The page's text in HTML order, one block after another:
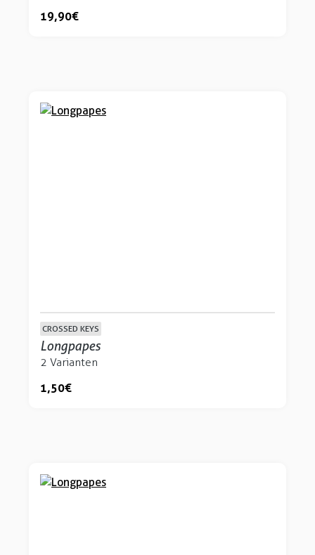
19,90 €
CROSSED KEYS
Longpapes
2 Varianten
1,50 €